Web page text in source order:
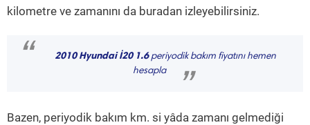
kilometre ve zamanını da buradan izleyebilirsiniz.
“ 2010 Hyundai İ20 1.6periyodik bakım fiyatını hemen
hesapla
”
Bazen, periyodik bakım km. si yâda zamanı gelmediği